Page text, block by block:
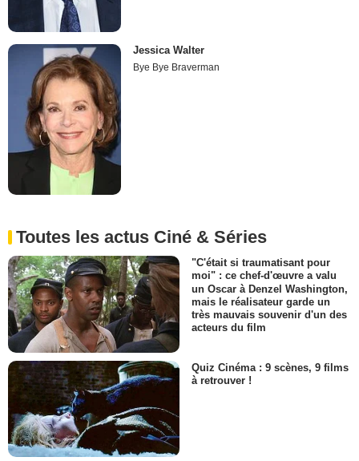
Jessica Walter
Bye Bye Braverman
Toutes les actus Ciné & Séries
"C'était si traumatisant pour
moi" : ce chef-d'œuvre a valu
un Oscar à Denzel Washington,
mais le réalisateur garde un
très mauvais souvenir d'un des
acteurs du film
Quiz Cinéma : 9 scènes, 9 films
à retrouver !